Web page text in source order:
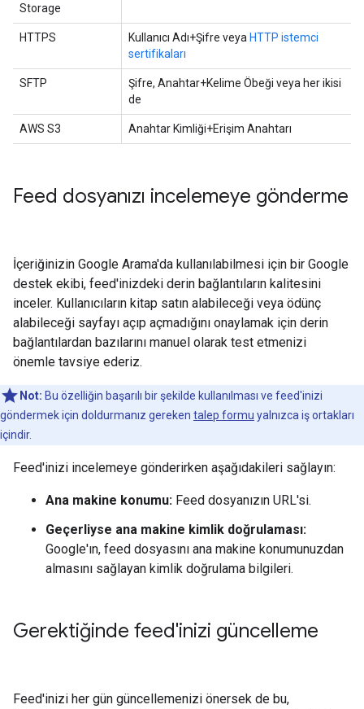
Storage
HTTPS Kullanıcı Adı+Şifre veya HTTP istemci
sertifikaları
SFTP
Şifre, Anahtar+Kelime Öbeği veya her ikisi
de
AWS S3 Anahtar Kimliği+Erişim Anahtarı
Feed dosyanızı incelemeye gönderme
İçeriğinizin Google Arama'da kullanılabilmesi için bir Google
destek ekibi, feed'inizdeki derin bağlantıların kalitesini
inceler. Kullanıcıların kitap satın alabileceği veya ödünç
alabileceği sayfayı açıp açmadığını onaylamak için derin
bağlantılardan bazılarını manuel olarak test etmenizi
önemle tavsiye ederiz.
Not: Bu özelliğin başarılı bir şekilde kullanılması ve feed'inizi
göndermek için doldurmanız gereken talep formu yalnızca iş ortakları
içindir.
Feed'inizi incelemeye gönderirken aşağıdakileri sağlayın:
Ana makine konumu: Feed dosyanızın URL'si.
Geçerliyse ana makine kimlik doğrulaması:
Google'ın, feed dosyasını ana makine konumunuzdan
almasını sağlayan kimlik doğrulama bilgileri.
Gerektiğinde feed'inizi güncelleme
Feed'inizi her gün güncellemenizi önersek de bu,